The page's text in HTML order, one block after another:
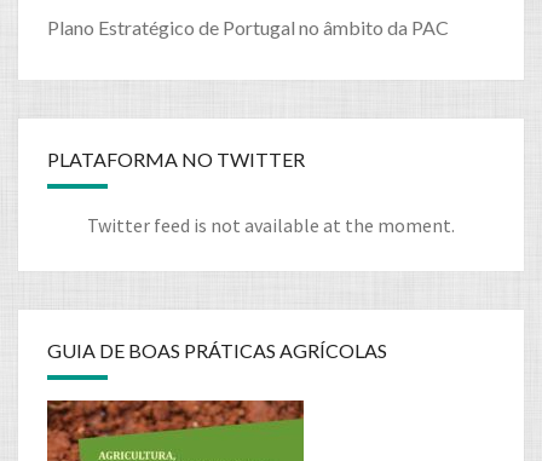
Plano Estratégico de Portugal no âmbito da PAC
PLATAFORMA NO TWITTER
Twitter feed is not available at the moment.
GUIA DE BOAS PRÁTICAS AGRÍCOLAS